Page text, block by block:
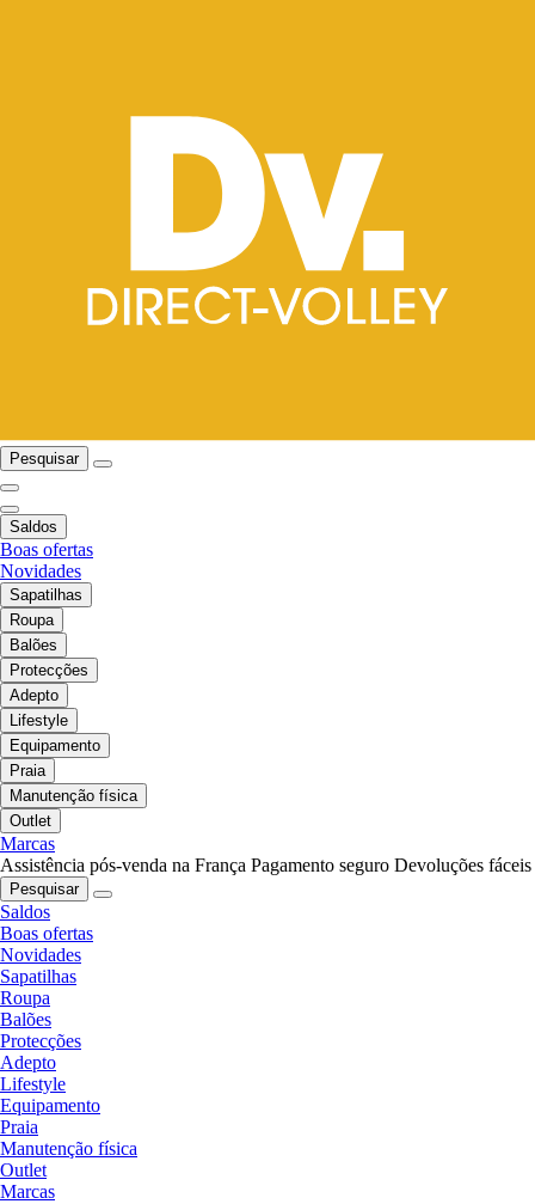
Pesquisar
Saldos
Boas ofertas
Novidades
Sapatilhas
Roupa
Balões
Protecções
Adepto
Lifestyle
Equipamento
Praia
Manutenção física
Outlet
Marcas
Assistência pós-venda na França Pagamento seguro Devoluções fáceis
Pesquisar
Saldos
Boas ofertas
Novidades
Sapatilhas
Roupa
Balões
Protecções
Adepto
Lifestyle
Equipamento
Praia
Manutenção física
Outlet
Marcas